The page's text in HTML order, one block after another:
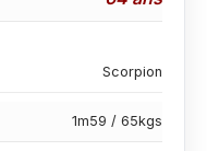
Scorpion
1m59 / 65kgs